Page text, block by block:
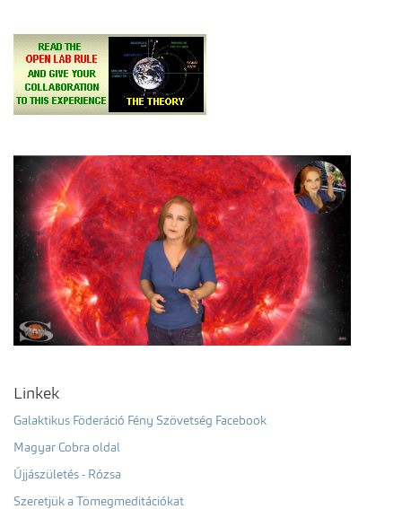
Linkek
Galaktikus Föderáció Fény Szövetség Facebook
Magyar Cobra oldal
Újjászületés - Rózsa
Szeretjük a Tömegmeditációkat